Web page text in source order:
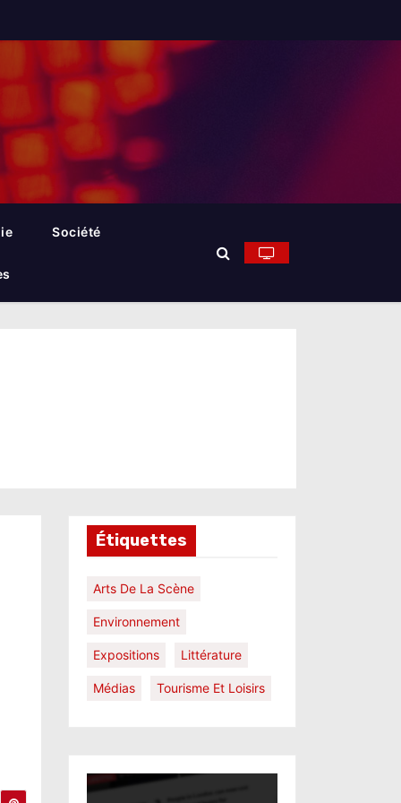
Société
Étiquettes
Arts De La Scène
Environnement
Expositions Littérature
Médias Tourisme Et Loisirs